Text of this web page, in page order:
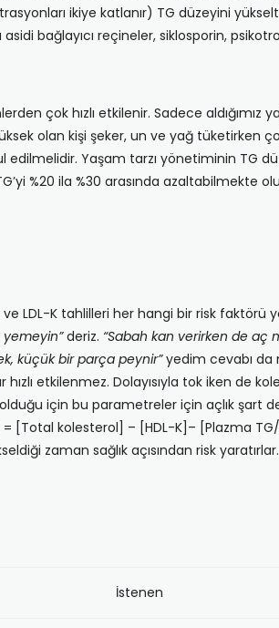
ikiye katlanır) TG düzeyini
bağlayıcı reçineler, siklosporin,
çok hızlı etkilenir. Sadece
olan kişi şeker, un ve yağ tüketirken
edilmelidir. Yaşam tarzı yönetiminin TG
%20 ila %30 arasında
LDL-K tahlilleri her hangi bir risk faktörü
yemeyin”deriz. “Sabah kan verirken de aç
küçük bir parça peynir”yedim cevabı da
etkilenmez. Dolayısıyla tok iken de
için bu parametreler için açlık şart
[Total kolesterol] – [HDL-K]– [Plazma
zaman sağlık açısından risk
İstenen